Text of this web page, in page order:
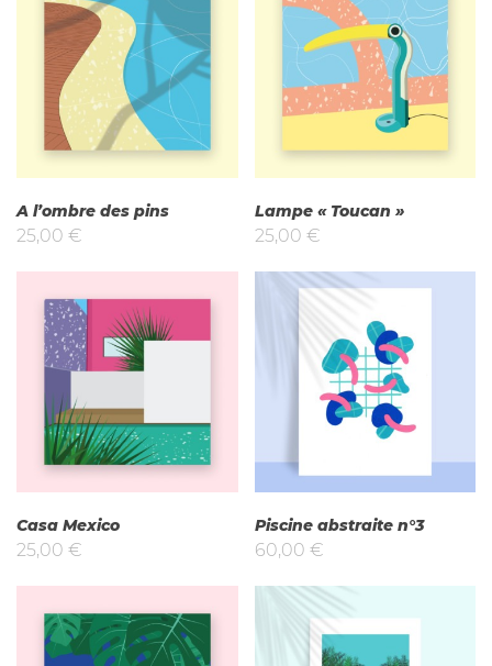
A l’ombre des pins
25,00 €
Lampe « Toucan »
25,00 €
Casa Mexico
25,00 €
Piscine abstraite n°3
60,00 €